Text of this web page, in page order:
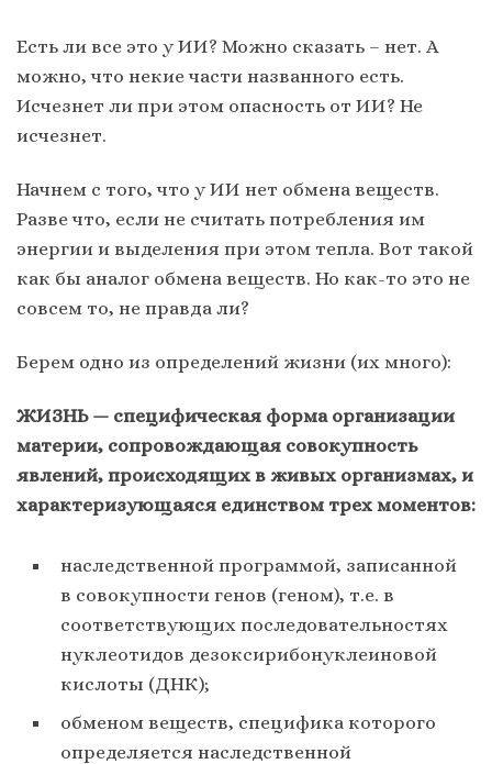
Есть ли все это у ИИ? Можно сказать – нет. А
можно, что некие части названного есть.
Исчезнет ли при этом опасность от ИИ? Не
исчезнет.
Начнем с того, что у ИИ нет обмена веществ.
Разве что, если не считать потребления им
энергии и выделения при этом тепла. Вот такой
как бы аналог обмена веществ. Но как-то это не
совсем то, не правда ли?
Берем одно из определений жизни (их много):
ЖИЗНЬ — специфическая форма организации
материи, сопровождающая совокупность
явлений, происходящих в живых организмах, и
характеризующаяся единством трех моментов:
наследственной программой, записанной
в совокупности генов (геном), т.е. в
соответствующих последовательностях
нуклеотидов дезоксирибонуклеиновой
кислоты (ДНК);
обменом веществ, специфика которого
определяется наследственной